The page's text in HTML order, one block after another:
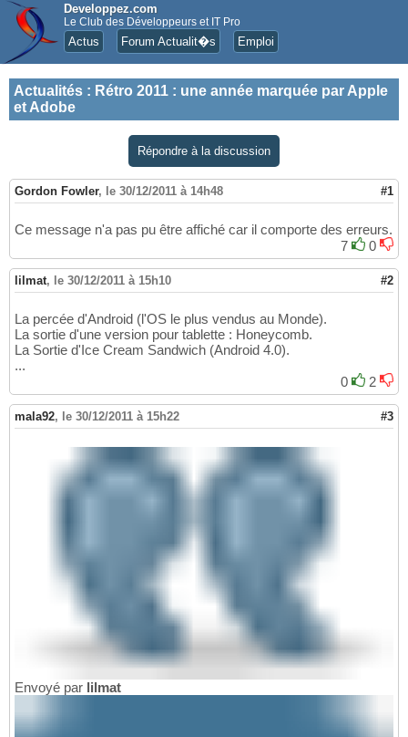
Developpez.com
Le Club des Développeurs et IT Pro
Actus Forum Actualit�s Emploi
Actualités : Rétro 2011 : une année marquée par Apple
et Adobe
Répondre à la discussion
Gordon Fowler, le 30/12/2011 à 14h48 #1
Ce message n'a pas pu être affiché car il comporte des erreurs.
7
0
lilmat, le 30/12/2011 à 15h10 #2
La percée d'Android (l'OS le plus vendus au Monde).
La sortie d'une version pour tablette : Honeycomb.
La Sortie d'Ice Cream Sandwich (Android 4.0).
...
0
2
mala92, le 30/12/2011 à 15h22 #3
Envoyé par lilmat